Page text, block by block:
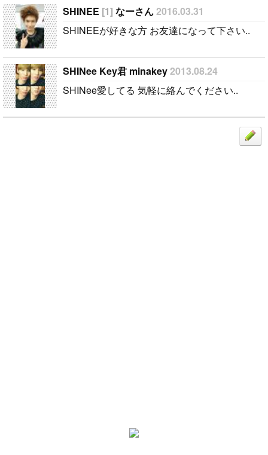
SHINEE [1] なーさん2016.03.31
SHINEEが好きな方 お友達になって下さい..
SHINee Key君 minakey2013.08.24
SHINee愛してる 気軽に絡んでください..